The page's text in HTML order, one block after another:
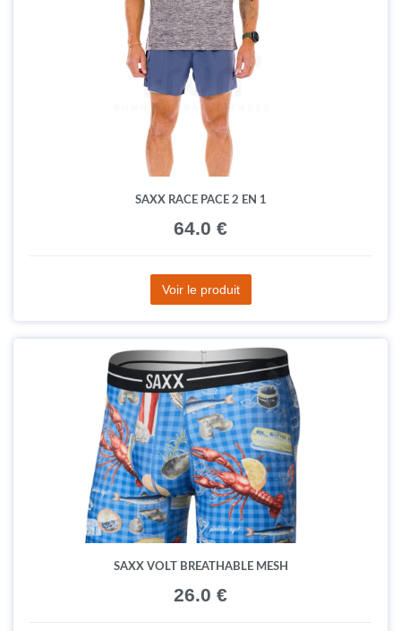
SAXX RACE PACE 2 EN 1
64.0 €
Voir le produit
SAXX VOLT BREATHABLE MESH
26.0 €